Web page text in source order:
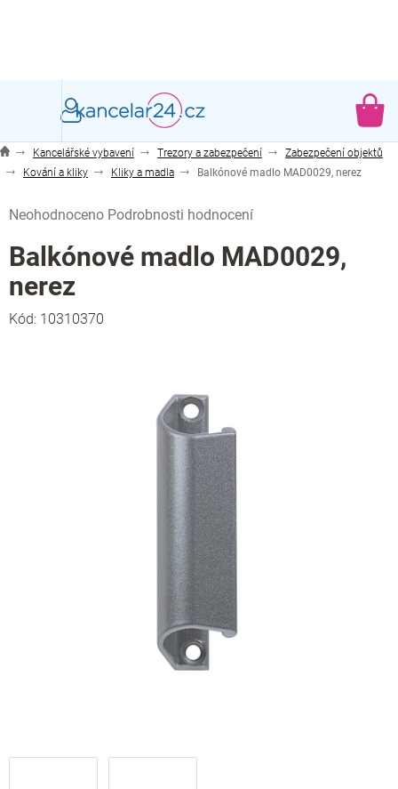
Kancelářské vybavení Trezory a zabezpečení
Zabezpečení objektů
Kování a kliky
Kliky a madla Balkónové madlo MAD0029, nerez
hodnocení
produktu
je
0,0
z
5
Neohodnoceno Podrobnosti hodnocení
Balkónové madlo MAD0029,
nerez
Kód: 10310370